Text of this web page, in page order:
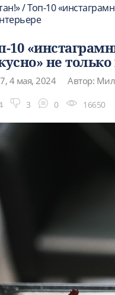
/ Топ-10
10
не
4 мая, 2024 Автор:
3 0 16650